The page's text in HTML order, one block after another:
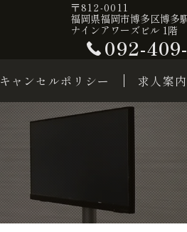
〒812-0011
福岡県福岡市博多区博多
ナインアワーズビル 1階
092-
キャンセルポリシー 求人案内